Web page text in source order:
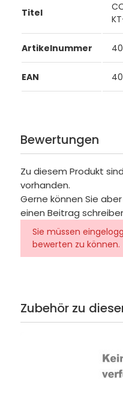
Titel
Artikelnummer
EAN
Bewertungen
Zu diesem Produkt
vorhanden.
Gerne können Sie
einen Beitrag
Sie müssen
bewerten zu können.
Zubehör zu